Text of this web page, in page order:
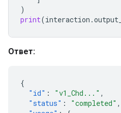
)
print(interaction .
Ответ:
{
"id" : "v1_Chd..." ,
"status" : "completed" ,